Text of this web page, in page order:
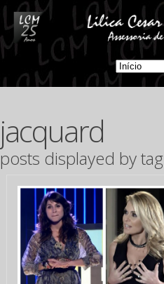
jacquard
posts displayed by tag